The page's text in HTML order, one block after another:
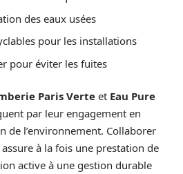
des eaux usées
pour les installations
pour éviter les fuites
Paris Verte et Eau Pure
par leur engagement en
de l’environnement. Collaborer
à la fois une prestation de
active à une gestion durable